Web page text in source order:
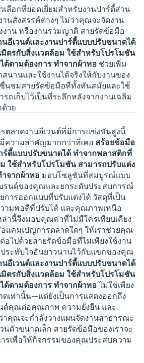
เลือกที่ยอดเยี่ยมสำหรับงานปาร์ตี้ส่วน
านสังสรรค์ต่างๆ ไม่ว่าคุณจะจัดงาน
าน หรืองานรวมญาติ สายรัดข้อมือ
อีเวนต์และงานปาร์ตี้แบบปรับขนาดได้
ตรกับสิ่งแวดล้อม ใช้สำหรับโปรโมชัน
ด้ตามต้องการ ทำจากผ้าทอ ช่วยเพิ่ม
นานและใช้งานได้จริงให้กับงานของ
นชมสายรัดข้อมือที่ทั้งทันสมัยและใช้
รถเก็บไว้เป็นที่ระลึกหลังจากงานเฉลิม
วย
ตลาดงานอีเวนต์ที่มีการแข่งขันสูงนี้
ความสำคัญมากกว่าที่เคย สร้อยข้อมือ
ร์ตี้แบบปรับขนาดได้ ทำจากพลาสติกที่
ใช้สำหรับโปรโมชัน สามารถปรับแต่ง
จากผ้าทอ มอบโซลูชันที่สมบูรณ์แบบ
รนด์ของคุณและยกระดับประสบการณ์
การออกแบบที่ปรับแต่งได้ วัสดุที่เป็น
ามพอดีที่ปรับได้ และคุณภาพเหนือ
านี้จึงมอบคุณค่าที่ไม่มีใครเทียบเคียง
แคมเปญการตลาดใดๆ ให้เราช่วยคุณ
อไปด้วยสายรัดข้อมือที่ไม่เพียงใช้งาน
ระทับใจอันยาวนานไว้กับแขกของคุณ
อีเวนต์และงานปาร์ตี้แบบปรับขนาดได้
ตรกับสิ่งแวดล้อม ใช้สำหรับโปรโมชัน
ด้ตามต้องการ ทำจากผ้าทอไม่ใช่เพียง
ดเท่านั้น—แต่ยังเป็นการแสดงออกถึง
ด์คุณต่อคุณภาพ ความยั่งยืน และ
คุณจะกำลังวางแผนจัดงานสาธารณะ
ตัวขนาดเล็ก สายรัดข้อมือของเราจะ
เพื่อให้กิจกรรมของคุณประสบความ